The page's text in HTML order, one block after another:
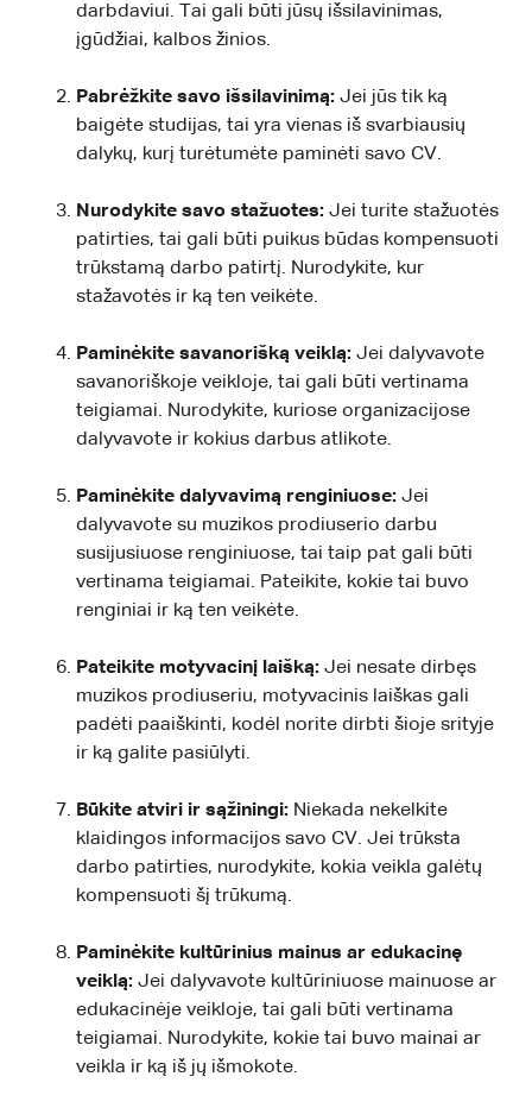
darbdaviui. Tai gali būti jūsų išsilavinimas,
įgūdžiai, kalbos žinios.
Pabrėžkite savo išsilavinimą: Jei jūs tik ką
baigėte studijas, tai yra vienas iš svarbiausių
dalykų, kurį turėtumėte paminėti savo CV.
Nurodykite savo stažuotes: Jei turite stažuotės
patirties, tai gali būti puikus būdas kompensuoti
trūkstamą darbo patirtį. Nurodykite, kur
stažavotės ir ką ten veikėte.
Paminėkite savanorišką veiklą: Jei dalyvavote
savanoriškoje veikloje, tai gali būti vertinama
teigiamai. Nurodykite, kuriose organizacijose
dalyvavote ir kokius darbus atlikote.
Paminėkite dalyvavimą renginiuose: Jei
dalyvavote su muzikos prodiuserio darbu
susijusiuose renginiuose, tai taip pat gali būti
vertinama teigiamai. Pateikite, kokie tai buvo
renginiai ir ką ten veikėte.
Pateikite motyvacinį laišką: Jei nesate dirbęs
muzikos prodiuseriu, motyvacinis laiškas gali
padėti paaiškinti, kodėl norite dirbti šioje srityje
ir ką galite pasiūlyti.
Būkite atviri ir sąžiningi: Niekada nekelkite
klaidingos informacijos savo CV. Jei trūksta
darbo patirties, nurodykite, kokia veikla galėtų
kompensuoti šį trūkumą.
Paminėkite kultūrinius mainus ar edukacinę
veiklą: Jei dalyvavote kultūriniuose mainuose ar
edukacinėje veikloje, tai gali būti vertinama
teigiamai. Nurodykite, kokie tai buvo mainai ar
veikla ir ką iš jų išmokote.